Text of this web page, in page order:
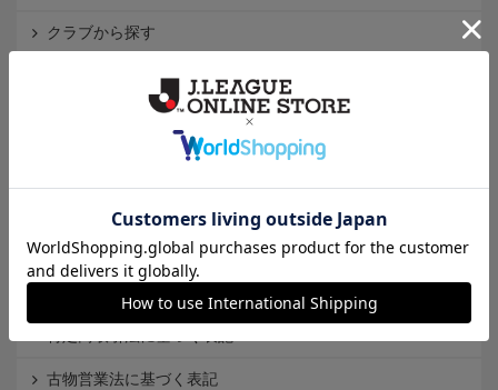
クラブから探す
Ｊ2
Ｊリーグオンラインストアとは
個人情報保護方針
古物営業法に基づく表記